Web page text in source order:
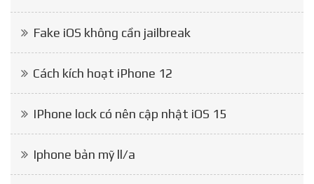
Fake iOS không cần jailbreak
Cách kích hoạt iPhone 12
IPhone lock có nên cập nhật iOS 15
Iphone bản mỹ ll/a